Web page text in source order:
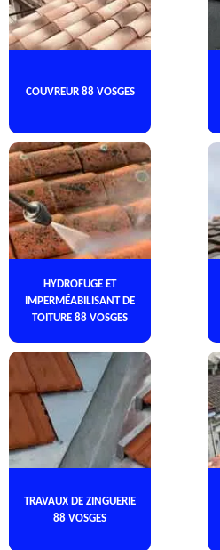
COUVREUR 88 VOSGES
HYDROFUGE ET
IMPERMÉABILISANT DE
TOITURE 88 VOSGES
TRAVAUX DE ZINGUERIE
88 VOSGES